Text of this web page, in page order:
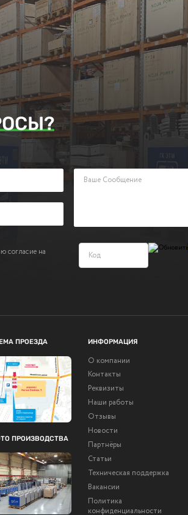
менеджер ответит Вам в кратчайшие сроки.
согласие на
ПРОЕЗДА
ПРОИЗВОДСТВА
ИНФОРМАЦИЯ
О компании
Контакты
Реквизиты
Наши работы
Отзывы
Новости
Партнёры
Статьи
Техническая поддержка
Вакансии
Политика
конфиденциальности